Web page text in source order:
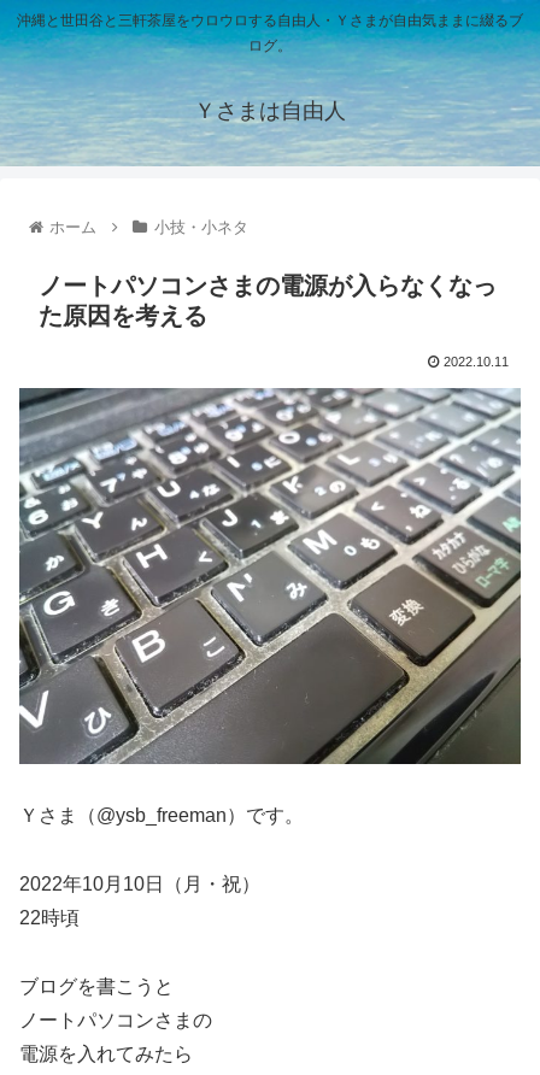
沖縄と世田谷と三軒茶屋をウロウロする自由人・Ｙさまが自由気ままに綴るブ
ログ。
Ｙさまは自由人
ホーム 小技・小ネタ
ノートパソコンさまの電源が入らなくなっ
た原因を考える
2022.10.11
Ｙさま（@ysb_freeman）です。
2022年10月10日（月・祝）
22時頃
ブログを書こうと
ノートパソコンさまの
電源を入れてみたら